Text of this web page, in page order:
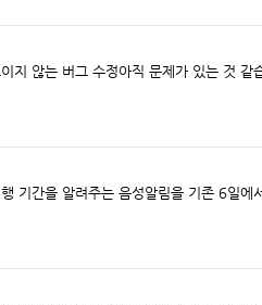
않는 버그 수정아직 문제가 있는 것 같
기간을 알려주는 음성알림을 기존 6일에